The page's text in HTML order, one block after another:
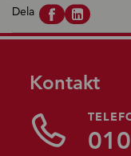
Dela
Kontakt